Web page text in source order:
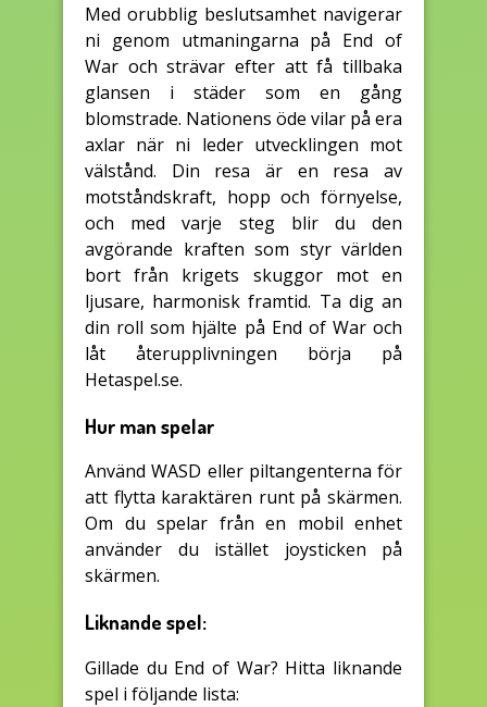
Med orubblig beslutsamhet navigerar
ni genom utmaningarna på End of
War och strävar efter att få tillbaka
glansen i städer som en gång
blomstrade. Nationens öde vilar på era
axlar när ni leder utvecklingen mot
välstånd. Din resa är en resa av
motståndskraft, hopp och förnyelse,
och med varje steg blir du den
avgörande kraften som styr världen
bort från krigets skuggor mot en
ljusare, harmonisk framtid. Ta dig an
din roll som hjälte på End of War och
låt återupplivningen börja på
Hetaspel.se.
Hur man spelar
Använd WASD eller piltangenterna för
att flytta karaktären runt på skärmen.
Om du spelar från en mobil enhet
använder du istället joysticken på
skärmen.
Liknande spel:
Gillade du End of War? Hitta liknande
spel i följande lista: